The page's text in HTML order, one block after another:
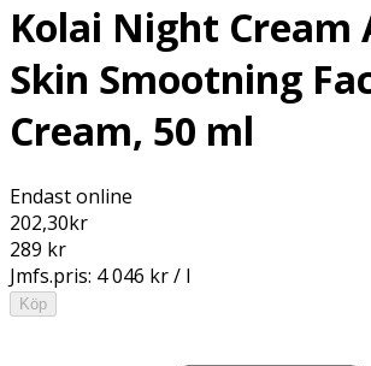
Kolai Night Cream
Skin Smootning
Cream, 50 ml
Endast online
202,30kr
289 kr
Jmfs.pris: 4 046 kr / l
Köp